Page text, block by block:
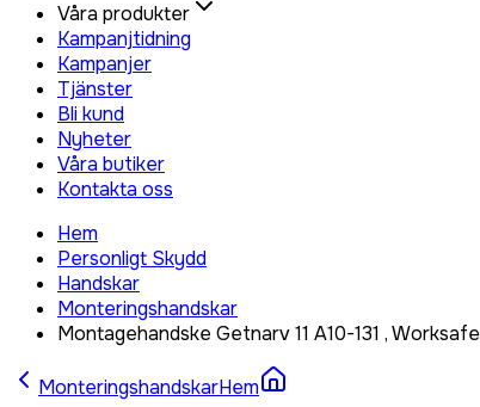
Våra produkter
Kampanjtidning
Kampanjer
Tjänster
Bli kund
Nyheter
Våra butiker
Kontakta oss
Hem
Personligt Skydd
Handskar
Monteringshandskar
Montagehandske Getnarv 11 A10-131 , Worksafe
MonteringshandskarHem